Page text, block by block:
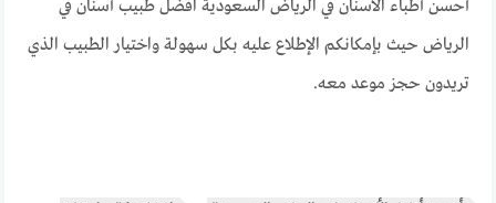
أحسن أطباء الأسنان في الرياض السعودية افضل طبيب أسنان في
الرياض حيث بإمكانكم الإطلاع عليه بكل سهولة واختيار الطبيب الذي
تريدون حجز موعد معه.